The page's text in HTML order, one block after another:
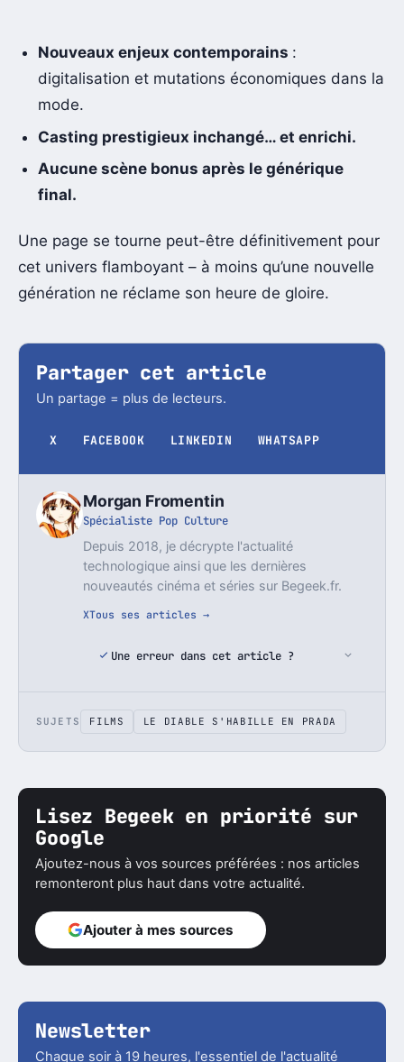
Nouveaux enjeux contemporains :
digitalisation et mutations économiques dans la
mode.
Casting prestigieux inchangé… et enrichi.
Aucune scène bonus après le générique
final.
Une page se tourne peut-être définitivement pour
cet univers flamboyant – à moins qu’une nouvelle
génération ne réclame son heure de gloire.
Partager cet article
Un partage = plus de lecteurs.
X FACEBOOK LINKEDIN WHATSAPP
Morgan Fromentin
Spécialiste Pop Culture
Depuis 2018, je décrypte l'actualité
technologique ainsi que les dernières
nouveautés cinéma et séries sur Begeek.fr.
XTous ses articles →
Une erreur dans cet article ?
SUJETS FILMS LE DIABLE S'HABILLE EN PRADA
Lisez Begeek en priorité sur
Google
Ajoutez-nous à vos sources préférées : nos articles
remonteront plus haut dans votre actualité.
Ajouter à mes sources
Newsletter
Chaque soir à 19 heures, l'essentiel de l'actualité